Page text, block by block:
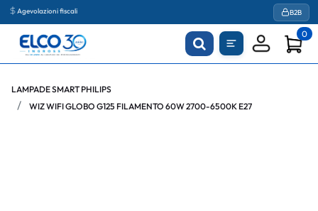
Agevolazioni fiscali B2B
0
LAMPADE SMART PHILIPS
WIZ WIFI GLOBO G125 FILAMENTO 60W 2700-6500K E27